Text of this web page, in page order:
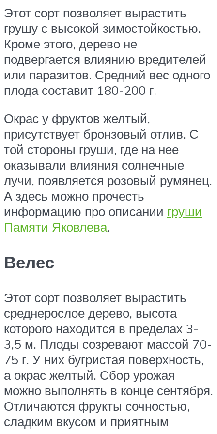
Этот сорт позволяет вырастить
грушу с высокой зимостойкостью.
Кроме этого, дерево не
подвергается влиянию вредителей
или паразитов. Средний вес одного
плода составит 180-200 г.
Окрас у фруктов желтый,
присутствует бронзовый отлив. С
той стороны груши, где на нее
оказывали влияния солнечные
лучи, появляется розовый румянец.
А здесь можно прочесть
информацию про описании груши
Памяти Яковлева.
Велес
Этот сорт позволяет вырастить
среднерослое дерево, высота
которого находится в пределах 3-
3,5 м. Плоды созревают массой 70-
75 г. У них бугристая поверхность,
а окрас желтый. Сбор урожая
можно выполнять в конце сентября.
Отличаются фрукты сочностью,
сладким вкусом и приятным